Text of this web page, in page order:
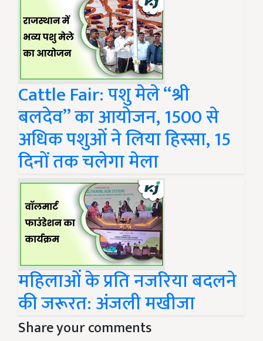
Cattle Fair: पशु मेले “श्री
बलदेव” का आयोजन, 1500 से
अधिक पशुओं ने लिया हिस्सा, 15
दिनों तक चलेगा मेला
महिलाओं के प्रति नजरिया बदलने
की जरूरत: अंजली मखीजा
Share your comments